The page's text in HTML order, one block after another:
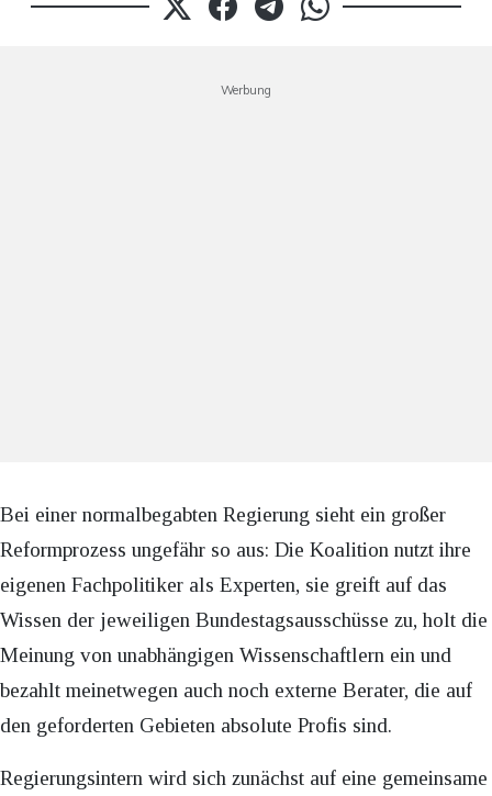
Werbung
Bei einer normalbegabten Regierung sieht ein großer
Reformprozess ungefähr so aus: Die Koalition nutzt ihre
eigenen Fachpolitiker als Experten, sie greift auf das
Wissen der jeweiligen Bundestagsausschüsse zu, holt die
Meinung von unabhängigen Wissenschaftlern ein und
bezahlt meinetwegen auch noch externe Berater, die auf
den geforderten Gebieten absolute Profis sind.
Regierungsintern wird sich zunächst auf eine gemeinsame